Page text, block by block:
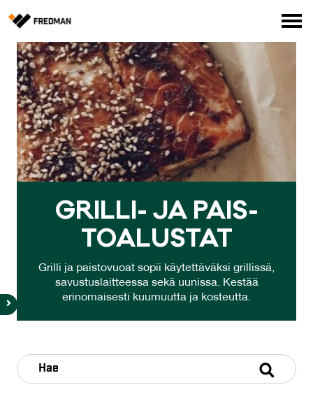
Media
Tehtaanmyymälä
Verkkokauppa ammattilaisille
Hae
English Suomi
GRIL­LI- JA PAIS­
TOA­LUS­TAT
Grilli ja paistovuoat sopii käytettäväksi grillissä,
savustuslaitteessa sekä uunissa. Kestää
erinomaisesti kuumuutta ja kosteutta.